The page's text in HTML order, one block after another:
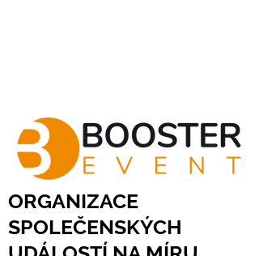
ORGANIZACE
SPOLEČENSKÝCH